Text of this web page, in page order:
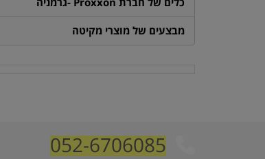
מבצעים של מוצרי מקיטה
052-6706085